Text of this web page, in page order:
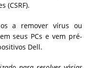
(CSRF).
a remover vírus ou
seus PCs e vem pré-
Dell.